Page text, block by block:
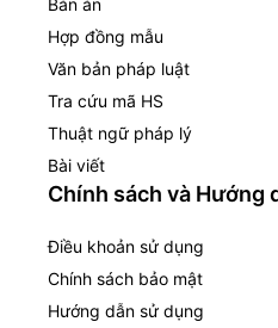
Bản án
Hợp đồng mẫu
Văn bản pháp luật
Tra cứu mã HS
Thuật ngữ pháp lý
Bài viết
Chính sách và Hướng
Điều khoản sử dụng
Chính sách bảo mật
Hướng dẫn sử dụng